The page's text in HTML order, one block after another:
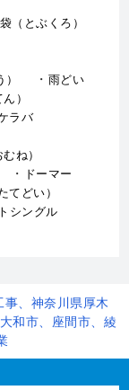
（とぶくろ）
雨どい
）
ラバ
ね）
ドーマー
てどい）
シングル
、神奈川県厚木
和市、座間市、綾